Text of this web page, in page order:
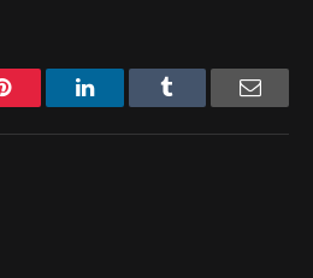
Pinterest LinkedIn Email